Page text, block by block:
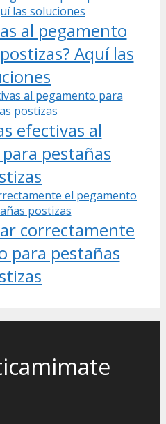
al pegamento
Aquí las
efectivas al
pestañas
correctamente
para pestañas